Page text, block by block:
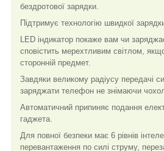
бездротової зарядки.
Підтримує технологію швидкої
LED індикатор покаже вам чи
сповістить мерехтливим світлом,
сторонній предмет.
Завдяки великому радіусу передачі
заряджати телефон не знімаючи
Автоматичний припиняє подання
гаджета.
Для повної безпеки має 6 рівнів
перевантаження по силі струму,